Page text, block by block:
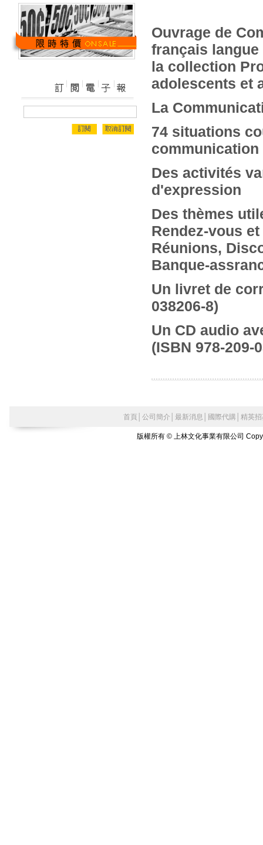
Ouvrage de
français langue
la collection
adolescents et
La
74 situations
Des activités
d'expression
Des thèmes
Rendez-vous
Réunions,
Banque-
Un livret de
038206-8)
Un CD audio
(ISBN 978-209-
首頁 公司簡介 最新消息 國際代購 精英招
版權所有 © 上林文化事業有限公司